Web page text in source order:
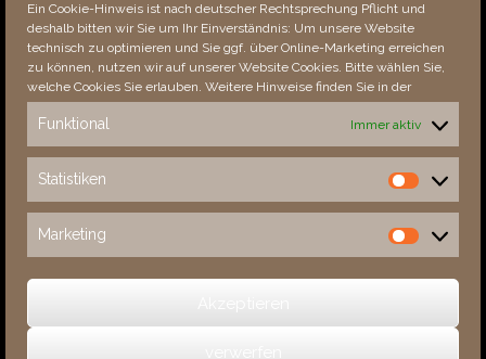
Ein Cookie-Hinweis ist nach deutscher Rechtsprechung Pflicht und
deshalb bitten wir Sie um Ihr Einverständnis: Um unsere Website
technisch zu optimieren und Sie ggf. über Online-Marketing erreichen
zu können, nutzen wir auf unserer Website Cookies. Bitte wählen Sie,
welche Cookies Sie erlauben. Weitere Hinweise finden Sie in der
Funktional Immer aktiv
Statistiken
Statistiken
Marketing
Marketing
Fehler bemerkt?
Besucher seit 08/​2021
This Week
32400